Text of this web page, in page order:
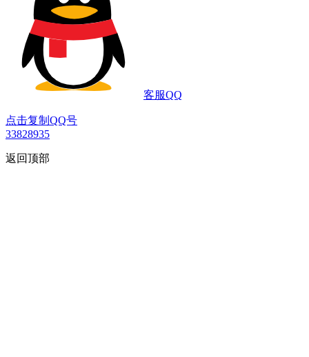
客服QQ
点击复制QQ号
33828935
返回顶部